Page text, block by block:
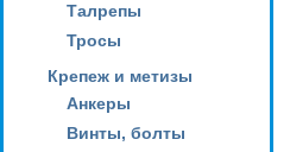
Талрепы
Тросы
Крепеж и метизы
Анкеры
Винты, болты